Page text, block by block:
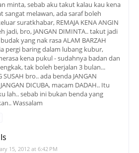
minta, sebab aku takut kalau kau kena
sangat melawan, ada saraf boleh
suratkhabar, REMAJA KENA ANGIN
jadi, bro, JANGAN DIMINTA.. takut jadi
yang nak rasa ALAM BARZAH
pergi baring dalam lubang kubur,
kena pukul - sudahnya badan dan
tak boleh berjalan 3 bulan...
SUSAH bro.. ada benda JANGAN
DICUBA, macam DADAH.. Itu
lah.. sebab ini bukan benda yang
Wassalam
15, 2012 at 6:42 PM